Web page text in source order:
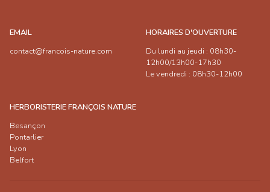
EMAIL
contact@francois-nature.com
HORAIRES D'OUVERTURE
Du lundi au jeudi : 08h30-
12h00/13h00-17h30
Le vendredi : 08h30-12h00
HERBORISTERIE FRANÇOIS NATURE
Besançon
Pontarlier
Lyon
Belfort